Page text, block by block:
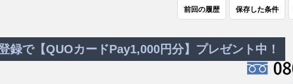
前回の履歴 保存した条件
録で【QUOカードPay1,000円分】プレゼント中！